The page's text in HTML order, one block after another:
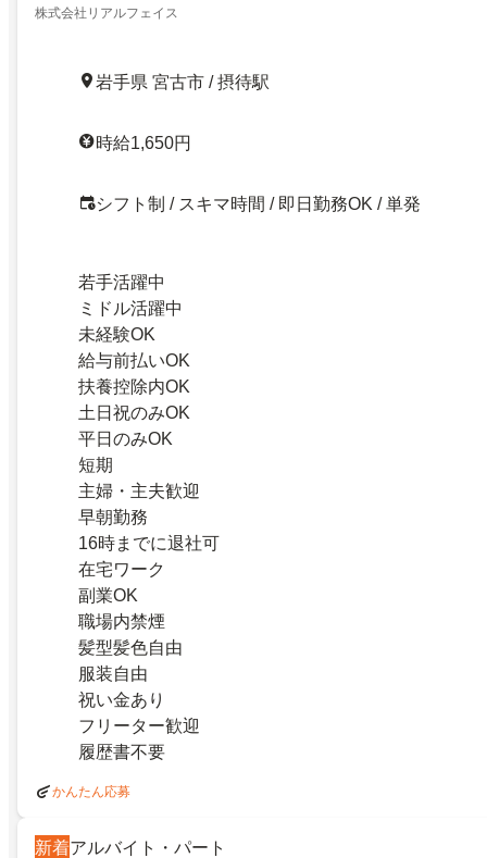
株式会社リアルフェイス
岩手県 宮古市 / 摂待駅
時給1,650円
シフト制 / スキマ時間 / 即日勤務OK / 単発
若手活躍中
ミドル活躍中
未経験OK
給与前払いOK
扶養控除内OK
土日祝のみOK
平日のみOK
短期
主婦・主夫歓迎
早朝勤務
16時までに退社可
在宅ワーク
副業OK
職場内禁煙
髪型髪色自由
服装自由
祝い金あり
フリーター歓迎
履歴書不要
かんたん応募
新着アルバイト・パート